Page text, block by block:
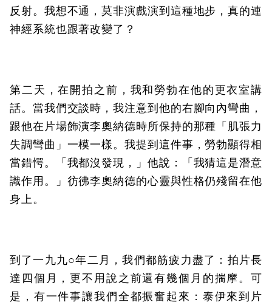
反射。我想不通，莫非演戲演到這種地步，真的連
神經系統也跟著改變了？
第二天，在開拍之前，我和勞勃在他的更衣室講
話。當我們交談時，我注意到他的右腳向內彎曲，
跟他在片場飾演李奧納德時所保持的那種「肌張力
失調彎曲」一模一樣。我提到這件事，勞勃顯得相
當錯愕。「我都沒發現，」他說：「我猜這是潛意
識作用。」彷彿李奧納德的心靈與性格仍殘留在他
身上。
到了一九九○年二月，我們都筋疲力盡了：拍片長
達四個月，更不用說之前還有幾個月的揣摩。可
是，有一件事讓我們全都振奮起來：泰伊來到片